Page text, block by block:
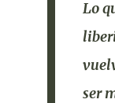
Lo
ser